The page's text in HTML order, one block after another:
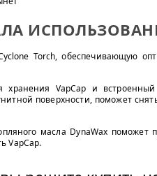
Torch, обеспечивающую
хранения VapCap и
поверхности, поможет
масла DynaWax поможет
VapCap.